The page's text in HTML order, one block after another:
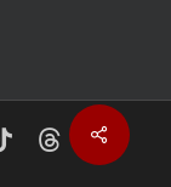
Share
threads